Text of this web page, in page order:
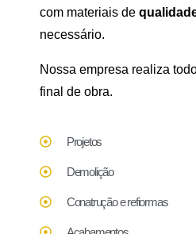
com materiais de
necessário.
Nossa empresa realiza
final de obra.
Projetos
Demolição
Conatrução e refiormas